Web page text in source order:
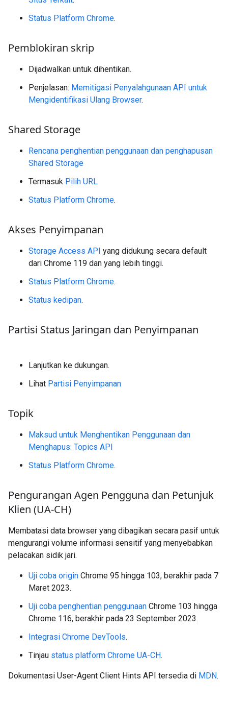
Status Platform Chrome.
Pemblokiran skrip
Dijadwalkan untuk dihentikan.
Penjelasan: Memitigasi Penyalahgunaan API untuk
Mengidentifikasi Ulang Browser.
Shared Storage
Rencana penghentian penggunaan dan penghapusan
Shared Storage
Termasuk Pilih URL
Status Platform Chrome.
Akses Penyimpanan
Storage Access API yang didukung secara default
dari Chrome 119 dan yang lebih tinggi.
Status Platform Chrome.
Status kedipan.
Partisi Status Jaringan dan Penyimpanan
Lanjutkan ke dukungan.
Lihat Partisi Penyimpanan
Topik
Maksud untuk Menghentikan Penggunaan dan
Menghapus: Topics API
Status Platform Chrome.
Pengurangan Agen Pengguna dan Petunjuk
Klien (UA-CH)
Membatasi data browser yang dibagikan secara pasif untuk
mengurangi volume informasi sensitif yang menyebabkan
pelacakan sidik jari.
Uji coba origin Chrome 95 hingga 103, berakhir pada 7
Maret 2023.
Uji coba penghentian penggunaan Chrome 103 hingga
Chrome 116, berakhir pada 23 September 2023.
Integrasi Chrome DevTools.
Tinjau status platform Chrome UA-CH.
Dokumentasi User-Agent Client Hints API tersedia di MDN.